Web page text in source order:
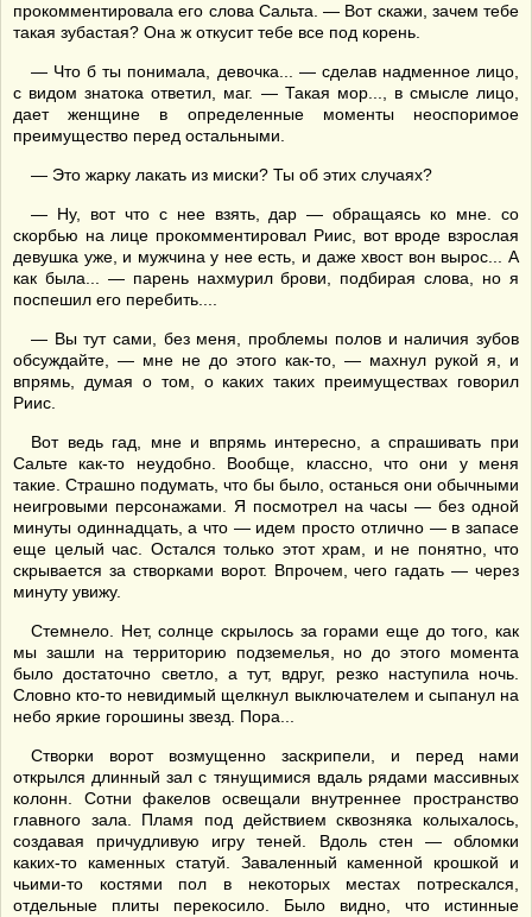
прокомментировала его слова Сальта. — Вот скажи, зачем тебе
такая зубастая? Она ж откусит тебе все под корень.
— Что б ты понимала, девочка... — сделав надменное лицо,
с видом знатока ответил, маг. — Такая мор..., в смысле лицо,
дает женщине в определенные моменты неоспоримое
преимущество перед остальными.
— Это жарку лакать из миски? Ты об этих случаях?
— Ну, вот что с нее взять, дар — обращаясь ко мне. со
скорбью на лице прокомментировал Риис, вот вроде взрослая
девушка уже, и мужчина у нее есть, и даже хвост вон вырос... А
как была... — парень нахмурил брови, подбирая слова, но я
поспешил его перебить....
— Вы тут сами, без меня, проблемы полов и наличия зубов
обсуждайте, — мне не до этого как-то, — махнул рукой я, и
впрямь, думая о том, о каких таких преимуществах говорил
Риис.
Вот ведь гад, мне и впрямь интересно, а спрашивать при
Сальте как-то неудобно. Вообще, классно, что они у меня
такие. Страшно подумать, что бы было, останься они обычными
неигровыми персонажами. Я посмотрел на часы — без одной
минуты одиннадцать, а что — идем просто отлично — в запасе
еще целый час. Остался только этот храм, и не понятно, что
скрывается за створками ворот. Впрочем, чего гадать — через
минуту увижу.
Стемнело. Нет, солнце скрылось за горами еще до того, как
мы зашли на территорию подземелья, но до этого момента
было достаточно светло, а тут, вдруг, резко наступила ночь.
Словно кто-то невидимый щелкнул выключателем и сыпанул на
небо яркие горошины звезд. Пора...
Створки ворот возмущенно заскрипели, и перед нами
открылся длинный зал с тянущимися вдаль рядами массивных
колонн. Сотни факелов освещали внутреннее пространство
главного зала. Пламя под действием сквозняка колыхалось,
создавая причудливую игру теней. Вдоль стен — обломки
каких-то каменных статуй. Заваленный каменной крошкой и
чьими-то костями пол в некоторых местах потрескался,
отдельные плиты перекосило. Было видно, что истинные